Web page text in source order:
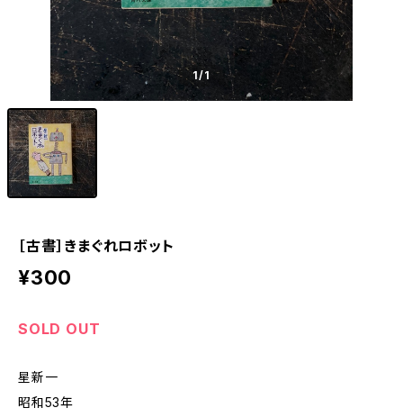
1/1
［古書］きまぐれロボット
¥300
SOLD OUT
星新一
昭和53年